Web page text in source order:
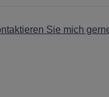
Sie mich